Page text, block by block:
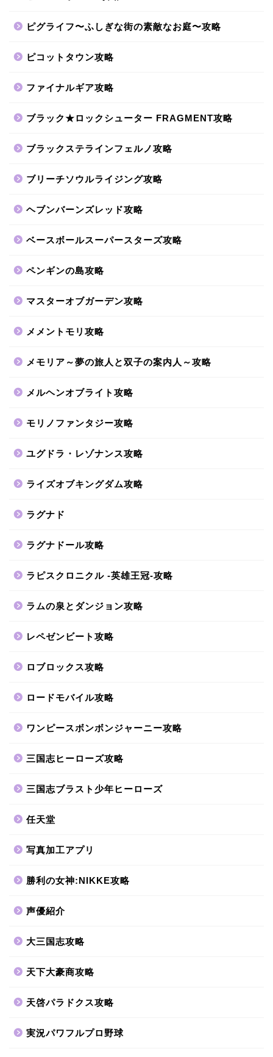
ピグライフ〜ふしぎな街の素敵なお庭〜攻略
ピコットタウン攻略
ファイナルギア攻略
ブラック★ロックシューター FRAGMENT攻略
ブラックステラインフェルノ攻略
ブリーチソウルライジング攻略
ヘブンバーンズレッド攻略
ベースボールスーパースターズ攻略
ペンギンの島攻略
マスターオブガーデン攻略
メメントモリ攻略
メモリア～夢の旅人と双子の案内人～攻略
メルヘンオブライト攻略
モリノファンタジー攻略
ユグドラ・レゾナンス攻略
ライズオブキングダム攻略
ラグナド
ラグナドール攻略
ラピスクロニクル -英雄王冠-攻略
ラムの泉とダンジョン攻略
レペゼンビート攻略
ロブロックス攻略
ロードモバイル攻略
ワンピースボンボンジャーニー攻略
三国志ヒーローズ攻略
三国志ブラスト少年ヒーローズ
任天堂
写真加工アプリ
勝利の女神:NIKKE攻略
声優紹介
大三国志攻略
天下大豪商攻略
天啓パラドクス攻略
実況パワフルプロ野球